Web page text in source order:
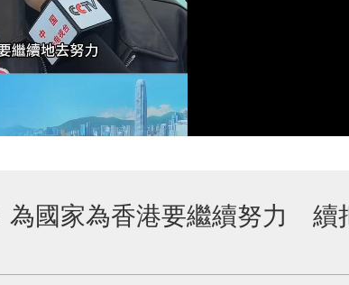
為國家為香港要繼續努力 續